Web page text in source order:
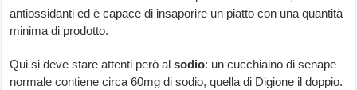
antiossidanti ed è capace di insaporire un piatto con una quantità
minima di prodotto.
Qui si deve stare attenti però alsodio: un cucchiaino di senape
normale contiene circa 60mg di sodio, quella di Digione il doppio.